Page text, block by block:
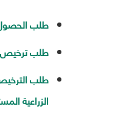
طلب
طلب ترخيص
طلب
الزراعية المستثناة طبقا